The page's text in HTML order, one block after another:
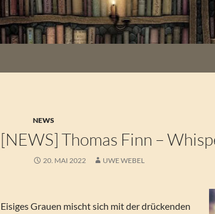
NEWS
[NEWS] Thomas Finn –
20. MAI 2022 UWE WEBEL
Eisiges Grauen mischt sich mit der drückenden